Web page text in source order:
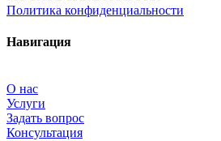
Политика конфиденциальности
Навигация
О нас
Услуги
Задать вопрос
Консультация